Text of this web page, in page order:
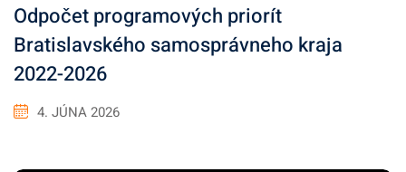
Odpočet programových priorít
Bratislavského samosprávneho kraja
2022-2026
4. JÚNA 2026